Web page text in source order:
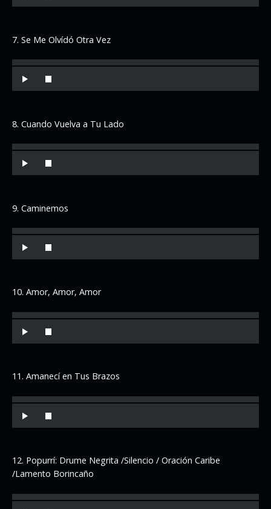
7. Se Me Olvídó Otra Vez
8. Cuando Vuelva a Tu Lado
9. Caminemos
10. Amor, Amor, Amor
11. Amanecí en Tus Brazos
12. Popurrí: Drume Negrita /Silencio / Oración Caribe
/Lamento Borincaño